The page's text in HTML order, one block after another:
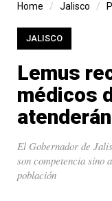
Home Jalisco
JALISCO
Lemus
médicos
El Gobernador de
son competencia sino
población